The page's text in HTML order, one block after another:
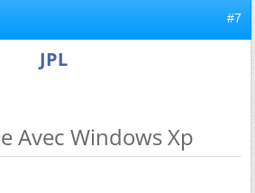
#7
JPL
Avec Windows Xp